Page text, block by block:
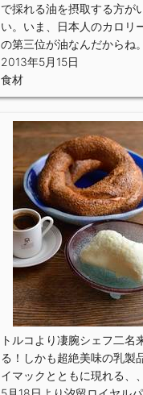
で採れる油を摂取する方が
い。いま、日本人のカロリ
の第三位が油なんだからね。
2013年5月15日
食材
トルコより凄腕シェフ二名
る！しかも超絶美味の乳製
イマックとともに現れる、、